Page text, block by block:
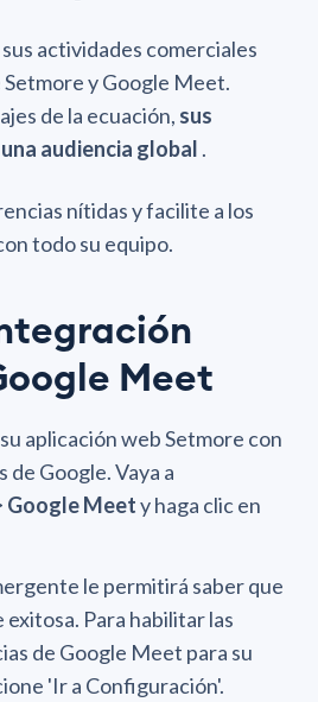
actividades comerciales
y Google Meet.
de la ecuación, sus
audiencia global .
nítidas y facilite a los
todo su equipo.
Meet
aplicación web Setmore con
de Google. Vaya a
Google Meety haga clic en
le permitirá saber que
Para habilitar las
de Google Meet para su
'Ir a Configuración'.